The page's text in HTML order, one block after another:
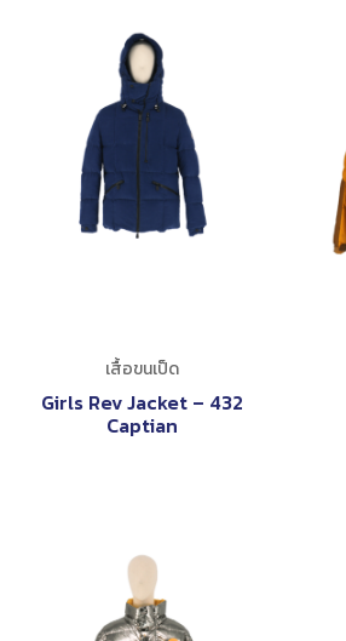
เสื้อขนเป็ด
Girls Rev Jacket – 432
Captian